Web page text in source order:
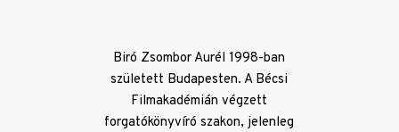
Biró Zsombor Aurél 1998-ban
született Budapesten. A Bécsi
Filmakadémián végzett
forgatókönyvíró szakon, jelenleg